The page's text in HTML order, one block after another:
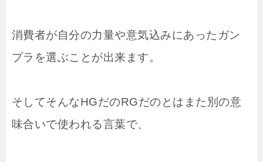
消費者が自分の力量や意気込みにあったガン
プラを選ぶことが出来ます。
そしてそんなHGだのRGだのとはまた別の意
味合いで使われる言葉で、